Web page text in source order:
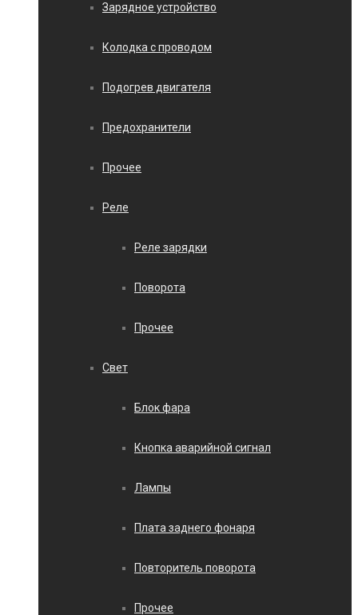
Зарядное устройство
Колодка с проводом
Подогрев двигателя
Предохранители
Прочее
Реле
Реле зарядки
Поворота
Прочее
Свет
Блок фара
Кнопка аварийной сигнал
Лампы
Плата заднего фонаря
Повторитель поворота
Прочее